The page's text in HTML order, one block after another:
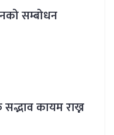
सम्बोधन
सद्भाव कायम राख्न